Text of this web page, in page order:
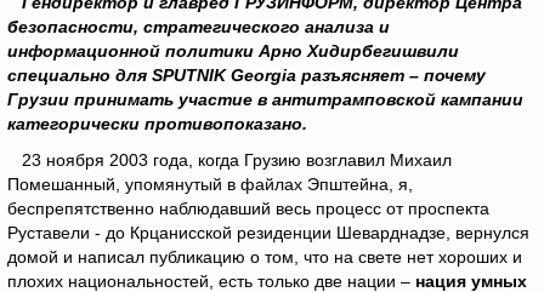
безопасности, стратегического анализа и
информационной политики Арно Хидирбегишвили
специально для SPUTNIK Georgia разъясняет – почему
Грузии принимать участие в антитрамповской кампании
категорически противопоказано.
23 ноября 2003 года, когда Грузию возглавил Михаил
Помешанный, упомянутый в файлах Эпштейна, я,
беспрепятственно наблюдавший весь процесс от проспекта
Руставели - до Крцанисской резиденции Шеварднадзе, вернулся
домой и написал публикацию о том, что на свете нет хороших и
плохих национальностей, есть только две нации – нация умных